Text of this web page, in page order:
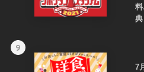
典
9
7